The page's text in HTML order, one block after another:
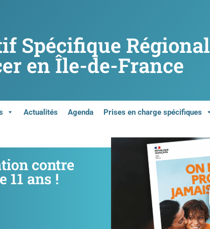
Spécifique Régional
en Île-de-France
Actualités Agenda Prises en charge spécifiques
contre
11 ans !